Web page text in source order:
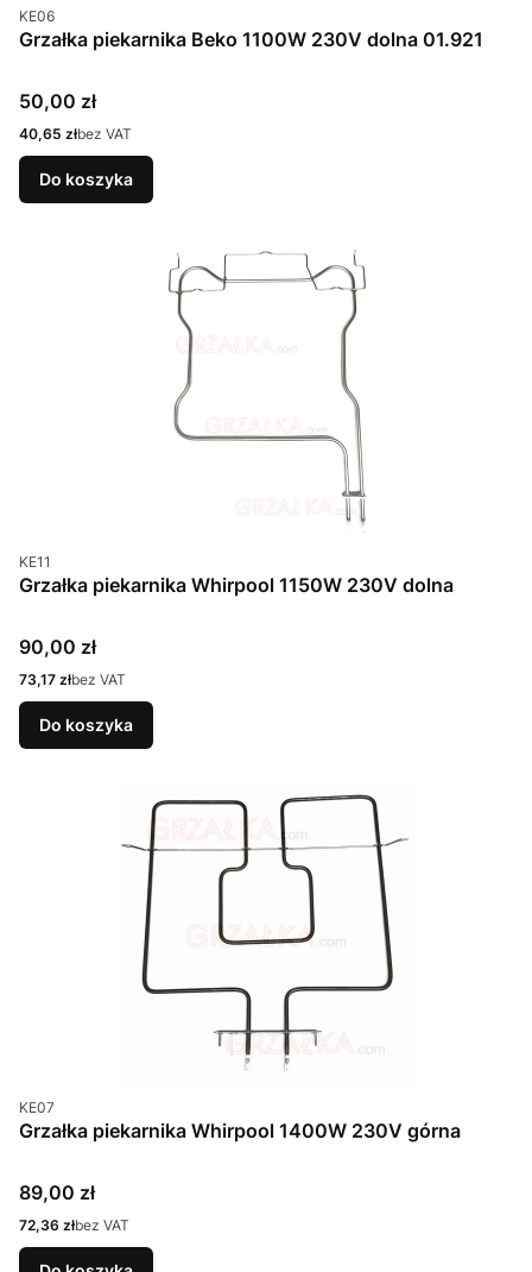
Kod produktu
KE06
Grzałka piekarnika Beko 1100W 230V dolna 01.921
Cena
50,00 zł
Cena
40,65 złbez VAT
Do koszyka
Kod produktu
KE11
Grzałka piekarnika Whirpool 1150W 230V dolna
Cena
90,00 zł
Cena
73,17 złbez VAT
Do koszyka
Kod produktu
KE07
Grzałka piekarnika Whirpool 1400W 230V górna
Cena
89,00 zł
Cena
72,36 złbez VAT